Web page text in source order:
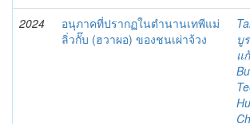
2024
อนุภาคที่ปรากฏในตำนานเทพีแม่
ลิ่วกั๊บ (ฮวาผอ) ของชนเผ่าจ้วง
บู
แ